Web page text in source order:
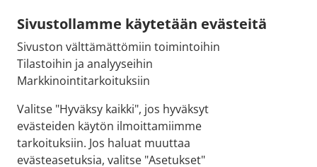
Sivustollamme käytetään evästeitä
Sivuston välttämättömiin toimintoihin
Tilastoihin ja analyyseihin
Markkinointitarkoituksiin
Valitse "Hyväksy kaikki", jos hyväksyt
evästeiden käytön ilmoittamiimme
tarkoituksiin. Jos haluat muuttaa
evästeasetuksia, valitse "Asetukset"
Sähköpostiosoite:
kirjaamo@fimea.fi
Fimean vaihde:
029 522 3341